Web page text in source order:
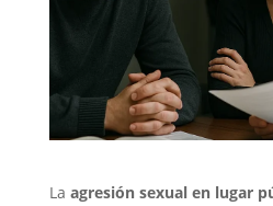
La agresión sexual en lugar